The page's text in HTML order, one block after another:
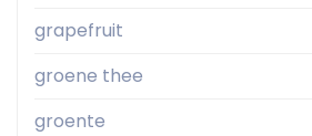
grapefruit
groene thee
groente